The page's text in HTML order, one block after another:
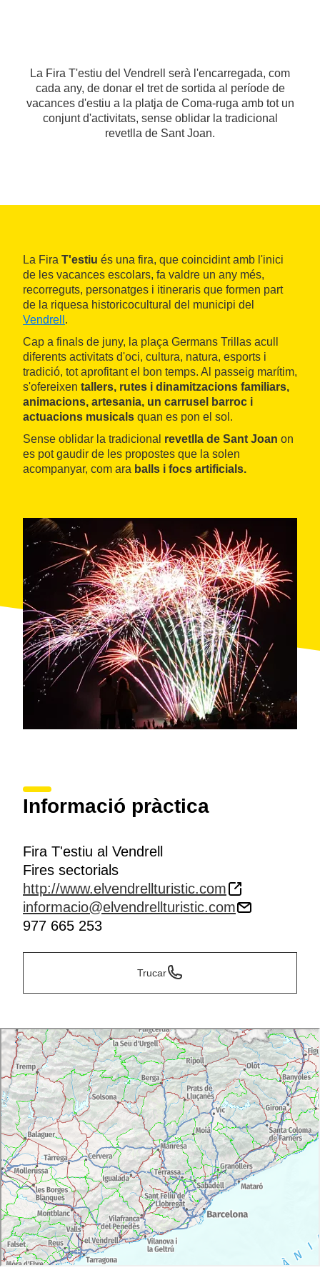
La Fira T'estiu del Vendrell serà l'encarregada, com
cada any, de donar el tret de sortida al període de
vacances d'estiu a la platja de Coma-ruga amb tot un
conjunt d'activitats, sense oblidar la tradicional
revetlla de Sant Joan.
La Fira T'estiu és una fira, que coincidint amb l'inici
de les vacances escolars, fa valdre un any més,
recorreguts, personatges i itineraris que formen part
de la riquesa historicocultural del municipi del
Vendrell .
Cap a finals de juny, la plaça Germans Trillas acull
diferents activitats d'oci, cultura, natura, esports i
tradició, tot aprofitant el bon temps. Al passeig marítim,
s'ofereixen tallers, rutes i dinamitzacions familiars,
animacions, artesania, un carrusel barroc i
actuacions musicals quan es pon el sol.
Sense oblidar la tradicional revetlla de Sant Joan on
es pot gaudir de les propostes que la solen
acompanyar, com ara balls i focs artificials.
Informació pràctica
Fira T'estiu al Vendrell
Fires sectorials
http://www.elvendrellturistic.com
informacio@elvendrellturistic.com
977 665 253
Trucar